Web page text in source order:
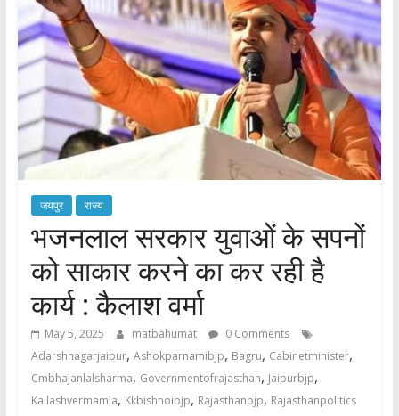
जयपुर राज्य
भजनलाल सरकार युवाओं के सपनों
को साकार करने का कर रही है
कार्य : कैलाश वर्मा
May 5, 2025 matbahumat
0 Comments
Adarshnagarjaipur, Ashokparnamibjp, Bagru, Cabinetminister,
Cmbhajanlalsharma, Governmentofrajasthan, Jaipurbjp,
Kailashvermamla, Kkbishnoibjp, Rajasthanbjp, Rajasthanpolitics